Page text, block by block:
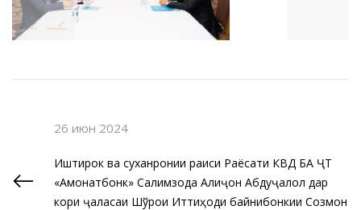
26 июн 2024
Иштирок ва суханронии раиси Раёсати КВД БА ҶТ
«Амонатбонк» Салимзода Алиҷон Абдуҷалол дар
кори ҷаласаи Шўрои Иттиҳоди байнибонкии Созмон